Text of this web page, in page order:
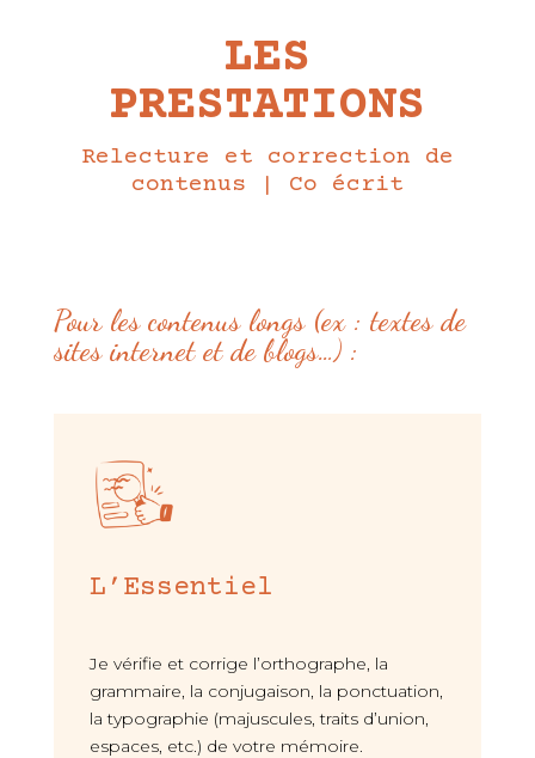
LES
PRESTATIONS
Relecture et correction de
contenus | Co écrit
Pour les contenus longs (ex : textes de
sites internet et de blogs…) :
L’Essentiel
Je vérifie et corrige l’orthographe, la
grammaire, la conjugaison, la ponctuation,
la typographie (majuscules, traits d’union,
espaces, etc.) de votre mémoire.